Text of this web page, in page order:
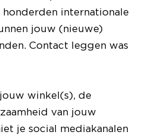
internationale
jouw (nieuwe)
Contact leggen was
winkel(s), de
van jouw
je social mediakanalen